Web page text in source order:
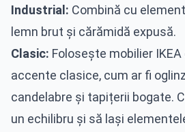
Industrial: Combină cu
lemn brut și cărămidă expusă.
Clasic: Folosește mobilier
accente clasice, cum ar fi
candelabre și tapițerii bogate.
un echilibru și să lași